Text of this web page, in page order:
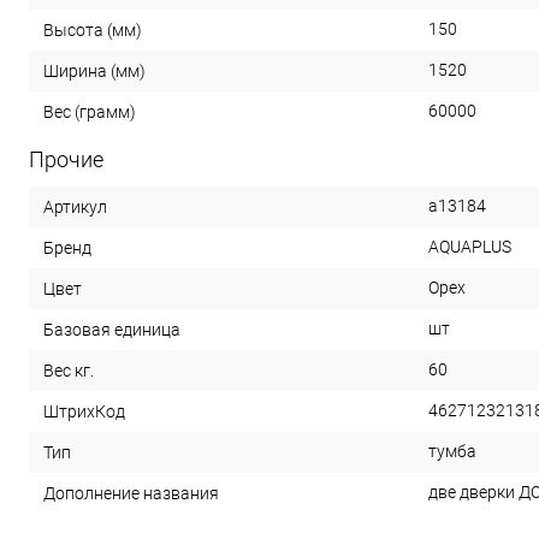
Высота (мм) 150
Ширина (мм) 1520
Вес (грамм) 60000
Прочие
Артикул a13184
Бренд AQUAPLUS
Цвет Орех
Базовая единица шт
Вес кг. 60
ШтрихКод
Тип тумба
Дополнение названия две дверки